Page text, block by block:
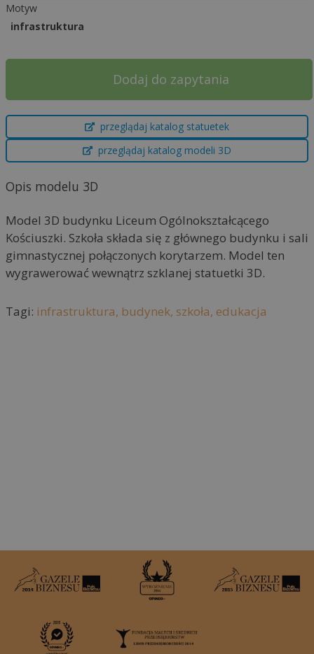
Motyw
infrastruktura
Dodaj do zapytania
A
t
e
r
a
t
i
v
:
przeglądaj katalog statuetek
przeglądaj katalog modeli 3D
Opis modelu 3D
Model 3D budynku Liceum Ogólnokształcącego
Kościuszki. Szkoła składa się z głównego budynku i sali
gimnastycznej połączonych korytarzem. Model ten
wygrawerować wewnątrz szklanej statuetki 3D.
Tagi: infrastruktura, budynek, szkoła, edukacja